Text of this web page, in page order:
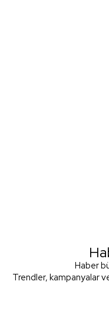
Haber
Trendler, kampanyalar